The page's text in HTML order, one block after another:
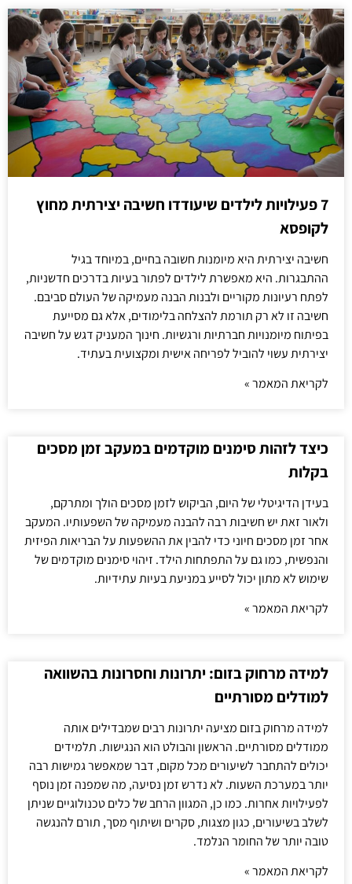
7 פעילויות לילדים שיעודדו חשיבה יצירתית מחוץ
לקופסא
חשיבה יצירתית היא מיומנות חשובה בחיים, במיוחד בגיל
ההתבגרות. היא מאפשרת לילדים לפתור בעיות בדרכים חדשניות,
לפתח רעיונות מקוריים ולבנות הבנה מעמיקה של העולם סביבם.
חשיבה זו לא רק תורמת להצלחה בלימודים, אלא גם מסייעת
בפיתוח מיומנויות חברתיות ורגשיות. חינוך המעניק דגש על חשיבה
יצירתית עשוי להוביל לפריחה אישית ומקצועית בעתיד.
לקריאת המאמר »
כיצד לזהות סימנים מוקדמים במעקב זמן מסכים
בקלות
בעידן הדיגיטלי של היום, הביקוש לזמן מסכים הולך ומתרקם,
ולאור זאת יש חשיבות רבה להבנה מעמיקה של השפעותיו. המעקב
אחר זמן מסכים חיוני כדי להבין את ההשפעות על הבריאות הפיזית
והנפשית, כמו גם על התפתחות הילד. זיהוי סימנים מוקדמים של
שימוש לא מתון יכול לסייע במניעת בעיות עתידיות.
לקריאת המאמר »
למידה מרחוק בזום: יתרונות וחסרונות בהשוואה
למודלים מסורתיים
למידה מרחוק בזום מציעה יתרונות רבים שמבדילים אותה
ממודלים מסורתיים. הראשון והבולט הוא הנגישות. תלמידים
יכולים להתחבר לשיעורים מכל מקום, דבר שמאפשר גמישות רבה
יותר במערכת השעות. לא נדרש זמן נסיעה, מה שמפנה זמן נוסף
לפעילויות אחרות. כמו כן, המגוון הרחב של כלים טכנולוגיים שניתן
לשלב בשיעורים, כגון מצגות, סקרים ושיתוף מסך, תורם להנגשה
טובה יותר של החומר הנלמד.
לקריאת המאמר »